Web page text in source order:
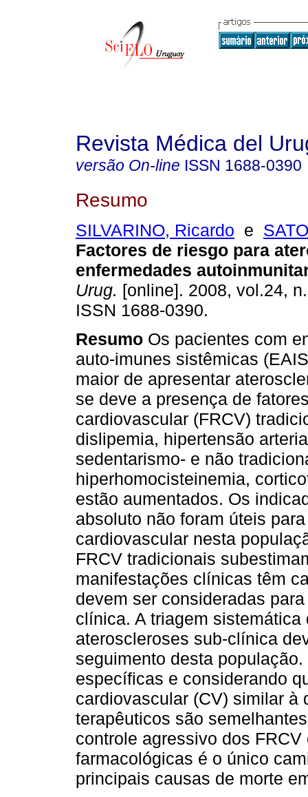
Revista Médica del
versão On-line ISSN 1688-0390
Resumo
SILVARINO, Ricardo e
Factores de riesgo para
enfermedades
Urug. [online]. 2008, vol.24,
ISSN 1688-0390.
Resumo Os pacientes com
auto-imunes sistêmicas
maior de apresentar
se deve a presença de
cardiovascular (FRCV)
dislipemia, hipertensão
sedentarismo- e não
hiperhomocisteinemia,
estão aumentados. Os
absoluto não foram úteis
cardiovascular nesta
FRCV tradicionais
manifestações clínicas têm
devem ser consideradas
clínica. A triagem
ateroscleroses sub-clínica
seguimento desta
específicas e considerando
cardiovascular (CV) similar
terapêuticos são
controle agressivo dos
farmacológicas é o único
principais causas de morte